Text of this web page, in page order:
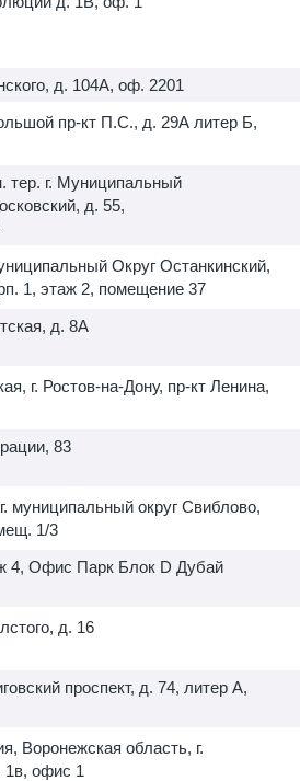
д. 104А, оф. 2201
пр-кт П.С., д. 29А литер Б,
тер. г. Муниципальный
д. 55,
Округ Останкинский,
1, этаж 2, помещение 37
д. 8А
г. Ростов-на-Дону, пр-кт Ленина,
83
муниципальный округ Свиблово,
1/3
4, Офис Парк Блок D Дубай
д. 16
проспект, д. 74, литер А,
Воронежская область, г.
1в, офис 1